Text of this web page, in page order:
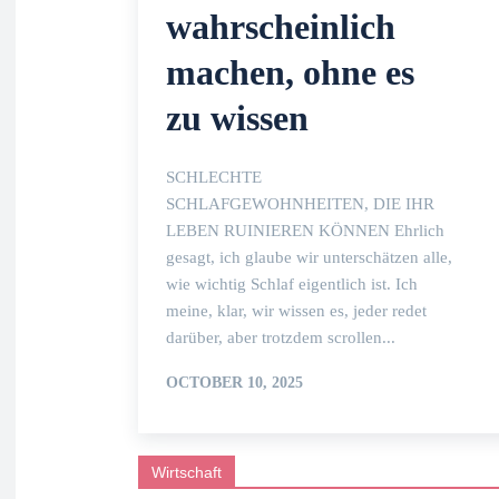
machen, ohne
es zu wissen
SCHLAFGEWOHNHEITEN, DIE IHR
LEBEN RUINIEREN KÖNNEN
Ehrlich gesagt, ich glaube wir
unterschätzen alle, wie wichtig
Schlaf eigentlich ist. Ich meine,
klar, wir wissen es, jeder redet
darüber, aber trotzdem scrollen...
OCTOBER 10, 2025
Wirtschaft